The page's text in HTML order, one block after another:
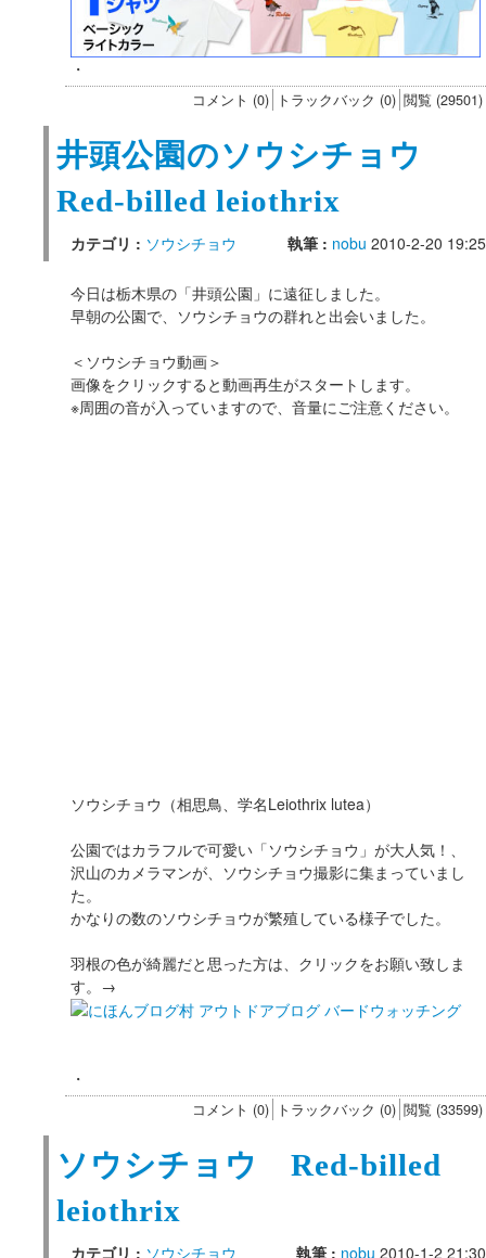
・
コメント (0) トラックバック (0) 閲覧 (29501)
井頭公園のソウシチョウ
Red-billed leiothrix
カテゴリ : ソウシチョウ 執筆 : nobu 2010-2-20 19:25
今日は栃木県の「井頭公園」に遠征しました。
早朝の公園で、ソウシチョウの群れと出会いました。
＜ソウシチョウ動画＞
画像をクリックすると動画再生がスタートします。
※周囲の音が入っていますので、音量にご注意ください。
ソウシチョウ（相思鳥、学名Leiothrix lutea）
公園ではカラフルで可愛い「ソウシチョウ」が大人気！、
沢山のカメラマンが、ソウシチョウ撮影に集まっていまし
た。
かなりの数のソウシチョウが繁殖している様子でした。
羽根の色が綺麗だと思った方は、クリックをお願い致しま
す。→
・
コメント (0) トラックバック (0) 閲覧 (33599)
ソウシチョウ Red-billed
leiothrix
カテゴリ : ソウシチョウ 執筆 : nobu 2010-1-2 21:30